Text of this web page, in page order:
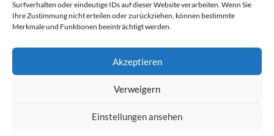
Surfverhalten oder eindeutige IDs auf dieser Website verarbeiten. Wenn Sie
Ihre Zustimmung nicht erteilen oder zurückziehen, können bestimmte
Merkmale und Funktionen beeinträchtigt werden.
Akzeptieren
Verweigern
Einstellungen ansehen
LATEST UPDATES
© 1998–2026 MegaGames.com All rights reserved